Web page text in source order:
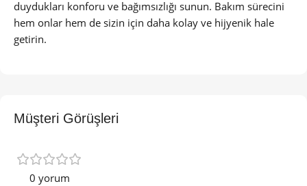
duydukları konforu ve bağımsızlığı sunun. Bakım sürecini
hem onlar hem de sizin için daha kolay ve hijyenik hale
getirin.
Müşteri Görüşleri
0 yorum